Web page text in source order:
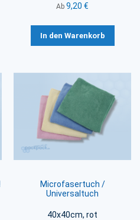
Ab 9,20 €
In den Warenkorb
Microfasertuch /
Universaltuch
40x40cm, rot